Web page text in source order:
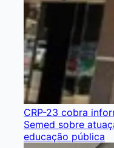
CRP-23 cobra
Semed sobre
educação pública